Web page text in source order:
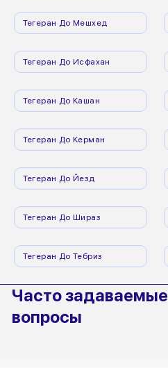
Тегеран До Мешхед
Тегеран До Исфахан
Тегеран До Кашан
Тегеран До Керман
Тегеран До Йезд
Тегеран До Шираз
Тегеран До Тебриз
Часто задаваемые
вопросы